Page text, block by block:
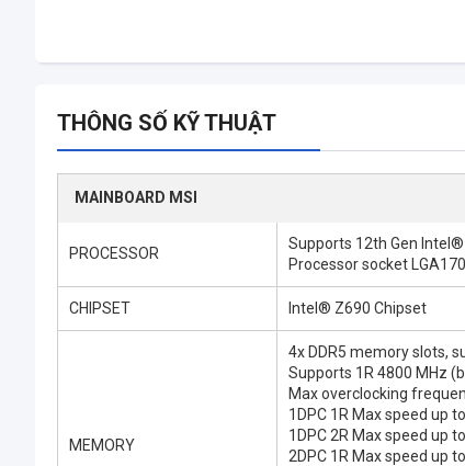
THÔNG SỐ KỸ THUẬT
MAINBOARD MSI
PROCESSOR
Supports 12th Gen
Processor socket
CHIPSET Intel® Z690 Chipset
MEMORY
4x DDR5 memory slots,
Supports 1R 4800 MHz
Max overclocking
1DPC 1R Max speed up
1DPC 2R Max speed up
2DPC 1R Max speed up